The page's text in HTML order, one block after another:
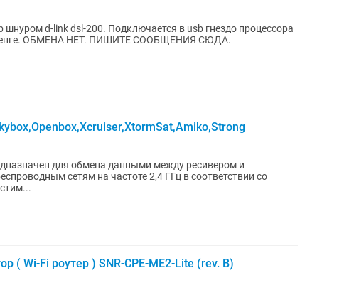
шнуром d-link dsl-200. Подключается в usb гнездо процессора
тенге. ОБМЕНА НЕТ. ПИШИТЕ СООБЩЕНИЯ СЮДА.
для обмена данными между ресивером и
сетям на частоте 2,4 ГГц в соответствии со
Совместим...
( Wi-Fi роутер ) SNR-CPE-ME2-Lite (rev. B)